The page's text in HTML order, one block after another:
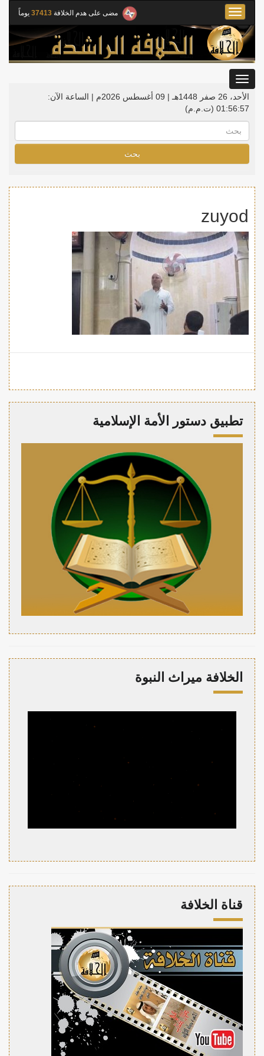
مضى على هدم الخلافة 37413 يوماً
Toggle
navigation
الأحد، 26 صفر 1448هـ | 09 أغسطس 2026م |
الساعة الآن:
01:56:57 (ت.م.م)
بحث
zuyod
تطبيق دستور الأمة الإسلامية
الخلافة ميراث النبوة
قناة الخلافة